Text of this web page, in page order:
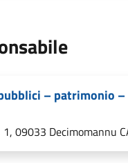
– patrimonio –
1, 09033 Decimomannu